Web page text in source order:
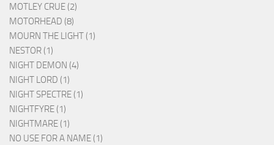
MOTLEY CRUE (2)
MOTORHEAD (8)
MOURN THE LIGHT (1)
NESTOR (1)
NIGHT DEMON (4)
NIGHT LORD (1)
NIGHT SPECTRE (1)
NIGHTFYRE (1)
NIGHTMARE (1)
NO USE FOR A NAME (1)